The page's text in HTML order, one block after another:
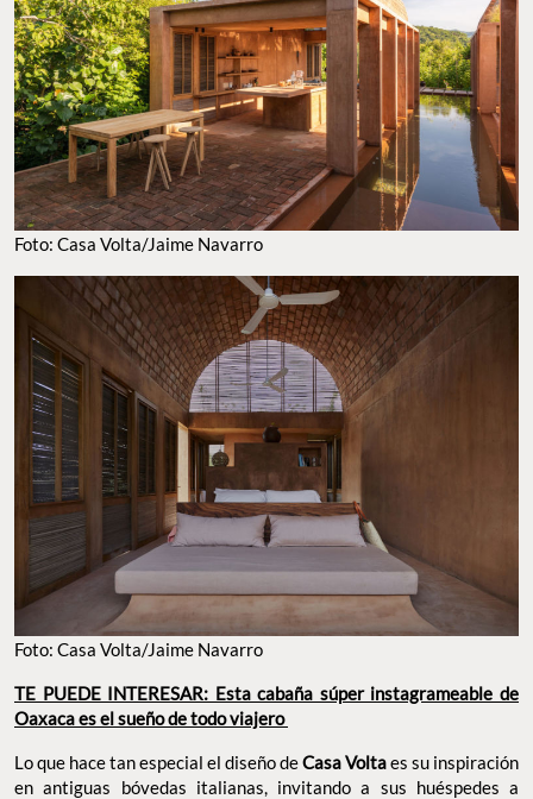
Foto: Casa Volta/Jaime Navarro
Foto: Casa Volta/Jaime Navarro
TE PUEDE INTERESAR: Esta cabaña súper instagrameable de
Oaxaca es el sueño de todo viajero
Lo que hace tan especial el diseño deCasa Voltaes su inspiración
en antiguas bóvedas italianas, invitando a sus huéspedes a